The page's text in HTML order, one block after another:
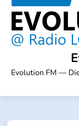
Evolution FM —